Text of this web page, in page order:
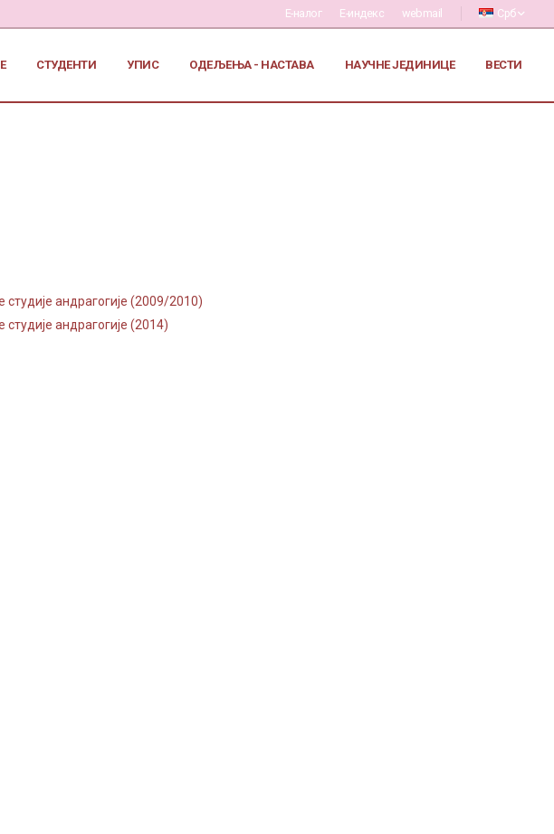
Е-налог Е-индекс webmail Срб
СТУДЕНТИ УПИС ОДЕЉЕЊА - НАСТАВА НАУЧНЕ ЈЕДИНИЦЕ ВЕСТИ
андрагогије (2009/2010)
андрагогије (2014)